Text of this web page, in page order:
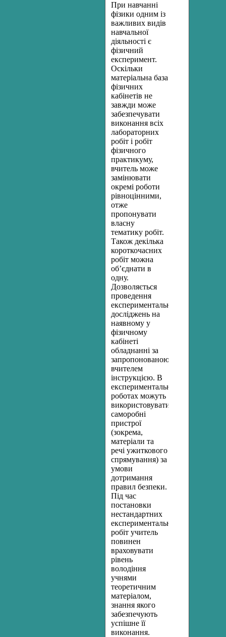
При навчанні
фізики одним із
важливих видів
навчальної
діяльності є
фізичний
експеримент.
Оскільки
матеріальна база
фізичних
кабінетів не
завжди може
забезпечувати
виконання всіх
лабораторних
робіт і робіт
фізичного
практикуму,
вчитель може
замінювати
окремі роботи
рівноцінними,
отже
пропонувати
власну
тематику робіт.
Також декілька
короткочасних
робіт можна
об’єднати в
одну.
Дозволяється
проведення
експериментальних
досліджень на
наявному у
фізичному
кабінеті
обладнанні за
запропонованою
вчителем
інструкцією. В
експериментальних
роботах можуть
використовуватися
саморобні
пристрої
(зокрема,
матеріали та
речі ужиткового
спрямування) за
умови
дотримання
правил безпеки.
Під час
постановки
нестандартних
експериментальних
робіт учитель
повинен
враховувати
рівень
володіння
учнями
теоретичним
матеріалом,
знання якого
забезпечують
успішне її
виконання.